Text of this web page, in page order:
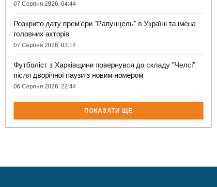
07 Серпня 2026, 04:44
Розкрито дату прем'єри "Рапунцель" в Україні та імена
головних акторів
07 Серпня 2026, 03:14
Футболіст з Харківщини повернувся до складу "Челсі"
після дворічної паузи з новим номером
06 Серпня 2026, 22:44
ПОКАЗАТИ ЩЕ